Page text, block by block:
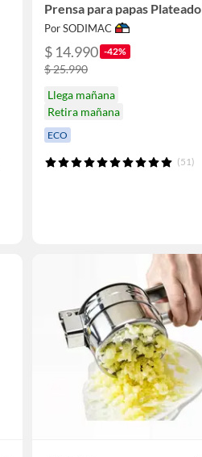
Prensa para papas Plateado
Por SODIMAC
$ 14.990 -42%
$ 25.990
Llega mañana
Retira mañana
ECO
(51)